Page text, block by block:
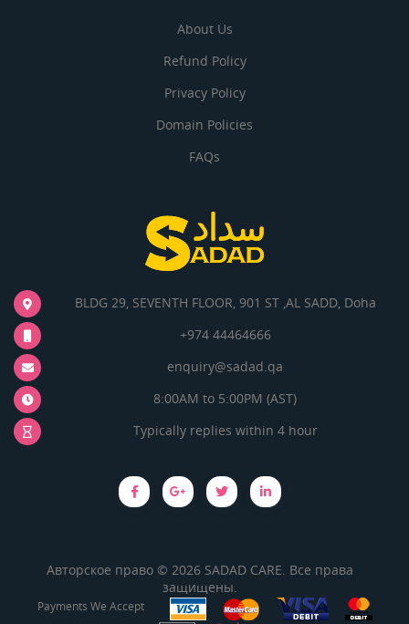
About Us
Refund Policy
Privacy Policy
Domain Policies
FAQs
BLDG 29, SEVENTH FLOOR, 901 ST ,AL SADD, Doha
+974 44464666
enquiry@sadad.qa
8:00AM to 5:00PM (AST)
Typically replies within 4 hour
Авторское право © 2026 SADAD CARE. Все права
защищены.
Payments We Accept